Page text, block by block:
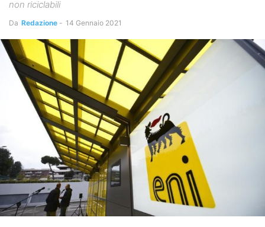
non riciclabili
Da Redazione - 14 Gennaio 2021